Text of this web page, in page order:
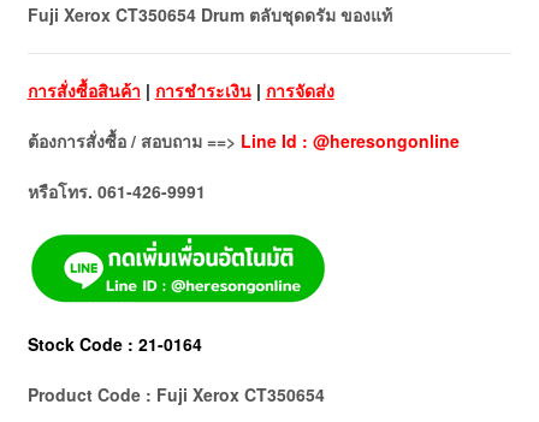
Fuji Xerox CT350654 Drum ตลับชุดดรัม ของแท้
การสั่งซื้อสินค้า | การชำระเงิน| การจัดส่ง
ต้องการสั่งซื้อ / สอบถาม ==> Line Id : @heresongonline
หรือโทร. 061-426-9991
Stock Code : 21-0164
Product Code : Fuji Xerox CT350654